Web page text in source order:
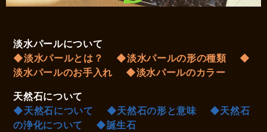
淡水パールについて
◆淡水パールとは？
◆淡水パールの形の種類
◆
淡水パールのお手入れ
◆淡水パールのカラー
天然石について
◆天然石について
◆天然石の形と意味
◆天然石
の浄化について
◆誕生石